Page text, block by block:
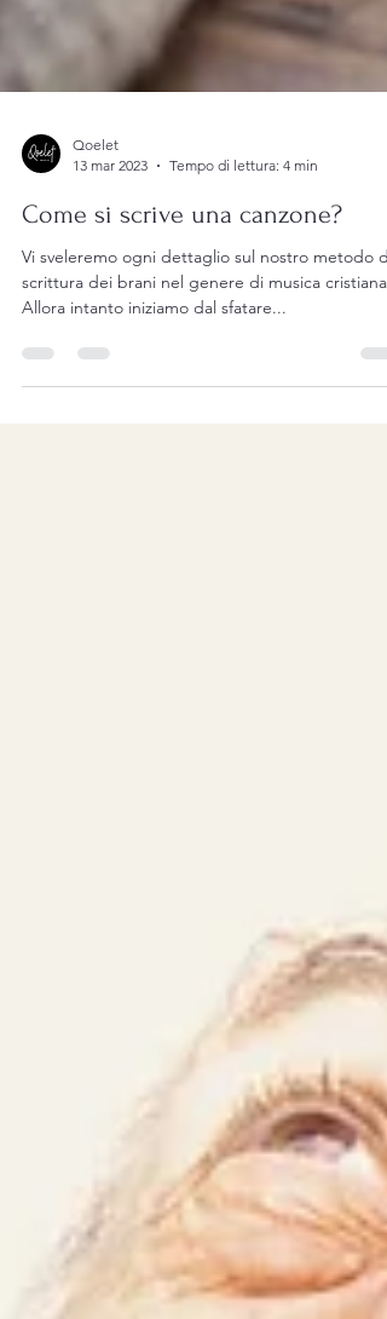
13 mar 2023
Tempo di lettura: 4 min
Come si scrive una canzone?
Vi sveleremo ogni dettaglio sul nostro metodo di
Allora intanto iniziamo dal sfatare...